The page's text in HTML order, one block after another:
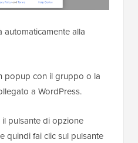
alla
popup con il gruppo o la
a WordPress.
pulsante di opzione
quindi fai clic sul pulsante